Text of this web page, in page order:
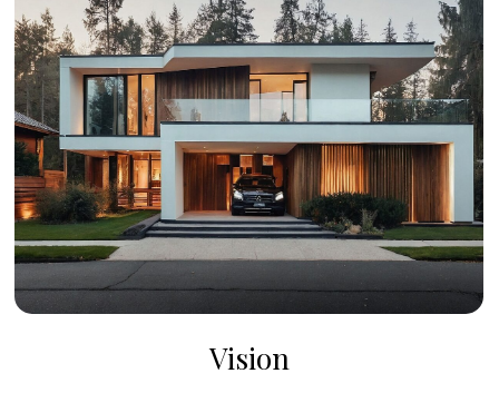
Камерный посёлок у воды с низкоэтажной
застройкой. Природное окружение
и архитектура формируют спокойный
Форматы:участки, дома
Ozerna